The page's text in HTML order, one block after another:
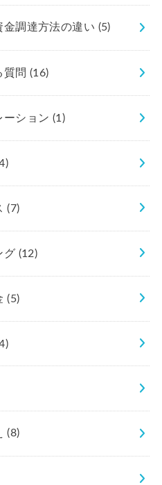
調達方法の違い (5)
質問(16)
ーション (1)
(7)
グ (12)
(5)
(8)